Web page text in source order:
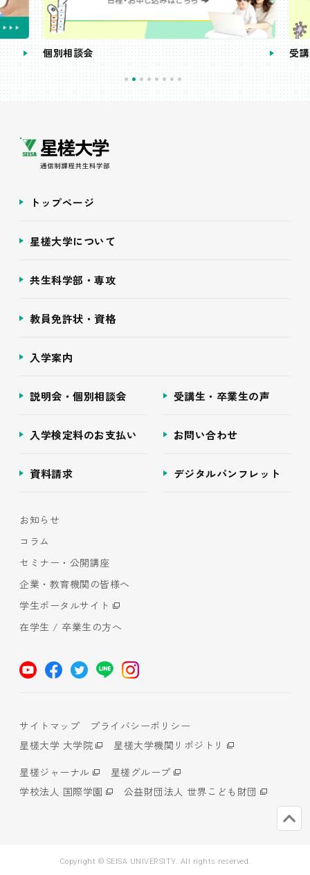
個別相談会 受講
トップページ
星槎大学について
共生科学部・専攻
教員免許状・資格
入学案内
説明会・個別相談会 受講生・卒業生の声
入学検定料のお支払い お問い合わせ
資料請求 デジタルパンフレット
お知らせ
コラム
セミナー・公開講座
企業・教育機関の皆様へ
学生ポータルサイト
在学生 / 卒業生の方へ
サイトマップ
プライバシーポリシー
星槎大学 大学院
星槎大学機関リポジトリ
星槎ジャーナル
星槎グループ
学校法人 国際学園
公益財団法人 世界こども財団
Copyright © SEISA UNIVERSITY. All rights reserved.